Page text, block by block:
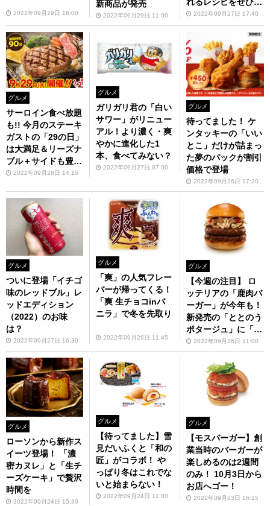
2022年09月29日 16:00
新商品が発売
2022年09月29日 11:00
しんで
2022年09月27日 17:40
グルメ
サーロイン食べ放題
も!! 今月のステーキ
ガストの「29の日」
は大満足＆リーズナ
ブル＋サイドも豊
富！2022年09月28日 14:15
グルメ
ガリガリ君の「白い
サワー」がリニュー
アル！より濃く・爽
やかに進化した1
本、食べてみない？
2022年09月27日 07:00
グルメ
待ってました！ ケ
ンタッキーの「いい
とこ」だけが詰まっ
た夢のパックが割引
価格で登場
2022年09月26日 17:20
グルメ
ついに登場「イチゴ
味のレッドブル」レ
ッドエディション
（2022）のお味
は？
2022年09月27日 16:30
グルメ
「爽」の人気フレー
バーが帰ってくる！
「爽 生チョコinバ
ニラ」で冬を先取り
2022年09月26日 11:45
グルメ
【今週の注目】 ロ
ッテリアの「鹿肉バ
ーガー」が今年も！
新発売の「ととのう
ポタージュ」に「バ
ナナ甘酒」も見逃せ
ない
2022年09月26日 11:00
グルメ
ローソンから新作ス
イーツ登場！ 「濃
密カヌレ」と「生チ
ーズケーキ」で贅沢
時間を
2022年09月24日 15:30
グルメ
【待ってました】雪
見だいふくと「和の
匠」がコラボ！ や
っぱり冬はこれでな
いと始まらない！
2022年09月24日 11:00
グルメ
【モスバーガー】創
業当時のバーガーが
楽しめるのは2週間
のみ！ 10月3日から
お店へゴー！
2022年09月23日 16:15